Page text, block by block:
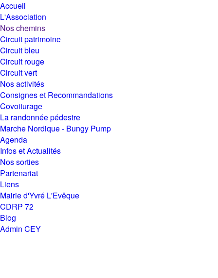
Accueil
L'Association
Nos chemins
Circuit patrimoine
Circuit bleu
Circuit rouge
Circuit vert
Nos activités
Consignes et Recommandations
Covoiturage
La randonnée pédestre
Marche Nordique - Bungy Pump
Agenda
Infos et Actualités
Nos sorties
Partenariat
Liens
Mairie d'Yvré L'Evêque
CDRP 72
Blog
Admin CEY